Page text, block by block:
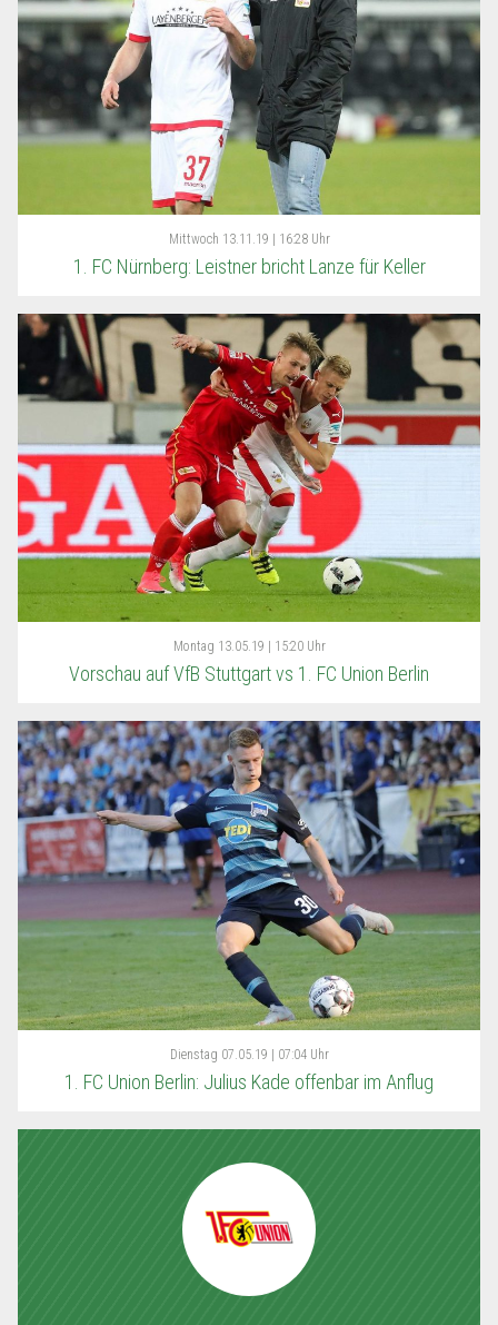
Mittwoch 13.11.19 | 16:28 Uhr
1. FC Nürnberg: Leistner bricht Lanze für Keller
Montag 13.05.19 | 15:20 Uhr
Vorschau auf VfB Stuttgart vs 1. FC Union Berlin
Dienstag 07.05.19 | 07:04 Uhr
1. FC Union Berlin: Julius Kade offenbar im Anflug